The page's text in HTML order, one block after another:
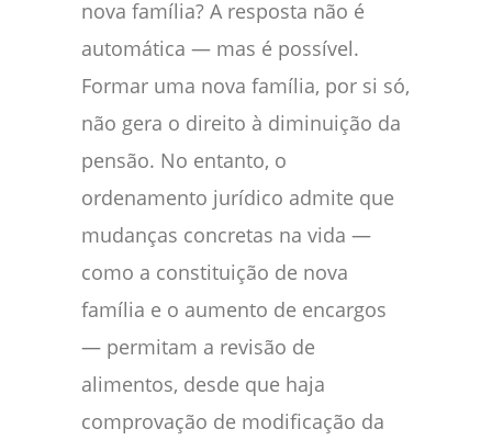
nova família? A resposta não é
automática — mas é possível.
Formar uma nova família, por si só,
não gera o direito à diminuição da
pensão. No entanto, o
ordenamento jurídico admite que
mudanças concretas na vida —
como a constituição de nova
família e o aumento de encargos
— permitam a revisão de
alimentos, desde que haja
comprovação de modificação da